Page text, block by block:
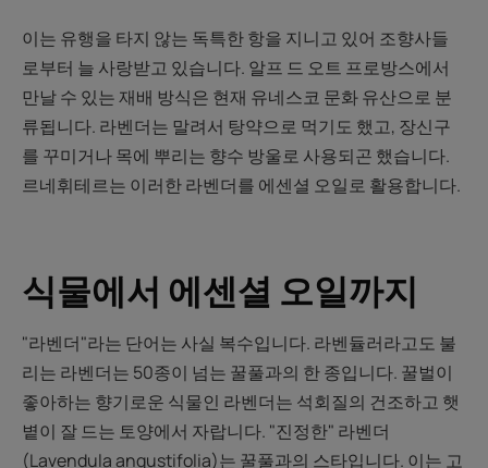
이는 유행을 타지 않는 독특한 항을 지니고 있어 조향사들
로부터 늘 사랑받고 있습니다. 알프 드 오트 프로방스에서
만날 수 있는 재배 방식은 현재 유네스코 문화 유산으로 분
류됩니다. 라벤더는 말려서 탕약으로 먹기도 했고, 장신구
를 꾸미거나 목에 뿌리는 향수 방울로 사용되곤 했습니다.
르네휘테르는 이러한 라벤더를 에센셜 오일로 활용합니다.
식물에서 에센셜 오일까지
"라벤더"라는 단어는 사실 복수입니다. 라벤듈러라고도 불
리는 라벤더는 50종이 넘는 꿀풀과의 한 종입니다. 꿀벌이
좋아하는 향기로운 식물인 라벤더는 석회질의 건조하고 햇
볕이 잘 드는 토양에서 자랍니다. "진정한" 라벤더
(Lavendula angustifolia)는 꿀풀과의 스타입니다. 이는 고